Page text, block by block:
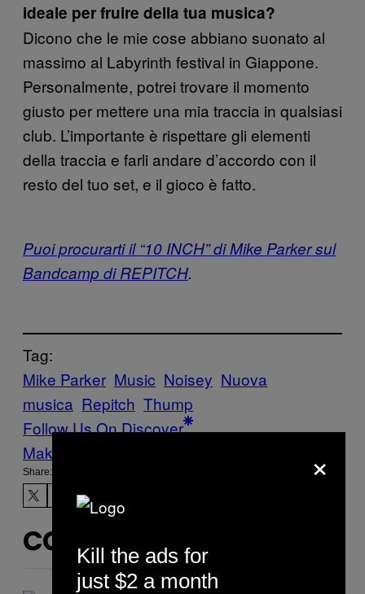
ideale per fruire della tua musica?
Dicono che le mie cose abbiano suonato al
massimo al Labyrinth festival in Giappone.
Personalmente, potrei trovare il momento
giusto per mettere una mia traccia in qualsiasi
club. L’importante è rispettare gli elementi
della traccia e farli andare d’accordo con il
resto del tuo set, e il gioco è fatto.
Puoi procurarti il “10 INCH” di Mike Parker sul
Bandcamp di REPITCH.
Tag:
Mike Parker Music Noisey Nuova
musica Repitch Thump
Follow Us On Discover
Make Us Preferred In Top Stories
Share:
CONTENUTI SIMILI
×
Kill the ads for
just $2 a month